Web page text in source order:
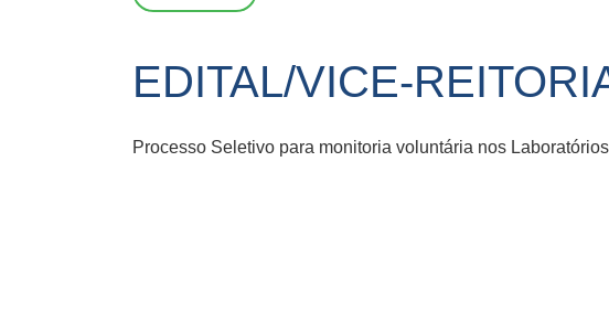
EDITAL/VICE-
Processo Seletivo para monitoria voluntária nos